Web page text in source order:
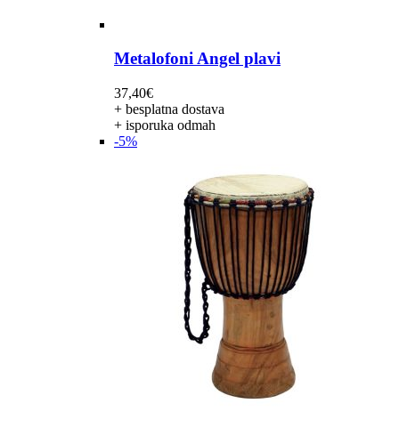
Metalofoni Angel plavi
37,40€
+ besplatna dostava
+ isporuka odmah
-5%